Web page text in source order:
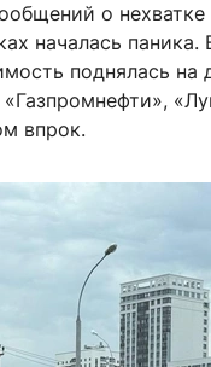
о
началась
поднялась на
впрок.